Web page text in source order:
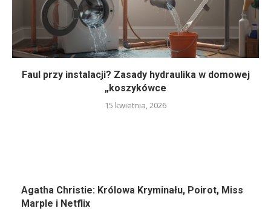
Faul przy instalacji? Zasady hydraulika w domowej
„koszykówce
15 kwietnia, 2026
Agatha Christie: Królowa Kryminału, Poirot, Miss
Marple i Netflix